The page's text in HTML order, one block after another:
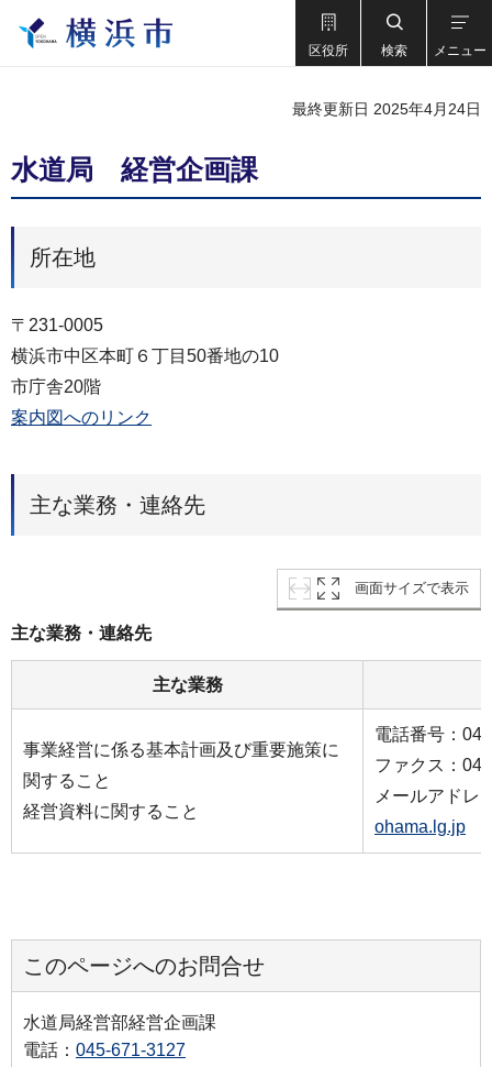
区役所 検索 メニュー
最終更新日 2025年4月24日
水道局 経営企画課
所在地
〒231-0005
横浜市中区本町６丁目50番地の10
市庁舎20階
案内図へのリンク
主な業務・連絡先
画面サイズで表示
主な業務・連絡先
主な業務
事業経営に係る基本計画及び重要施策に
関すること
経営資料に関すること
電話番号：
ファクス：
メールアドレ
ohama.lg.jp
このページへのお問合せ
水道局経営部経営企画課
電話： 045-671-3127